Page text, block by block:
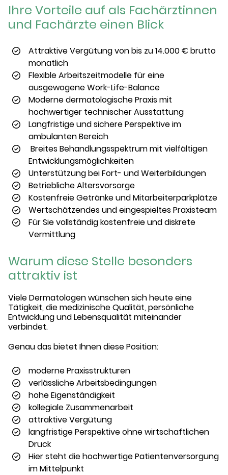
Ihre Vorteile auf als Fachärztinnen
und Fachärzte einen Blick
Attraktive Vergütung von bis zu 14.000 € brutto
monatlich
Flexible Arbeitszeitmodelle für eine
ausgewogene Work-Life-Balance
Moderne dermatologische Praxis mit
hochwertiger technischer Ausstattung
Langfristige und sichere Perspektive im
ambulanten Bereich
Breites Behandlungsspektrum mit vielfältigen
Entwicklungsmöglichkeiten
Unterstützung bei Fort- und Weiterbildungen
Betriebliche Altersvorsorge
Kostenfreie Getränke und Mitarbeiterparkplätze
Wertschätzendes und eingespieltes Praxisteam
Für Sie vollständig kostenfreie und diskrete
Vermittlung
Warum diese Stelle besonders
attraktiv ist
Viele Dermatologen wünschen sich heute eine
Tätigkeit, die medizinische Qualität, persönliche
Entwicklung und Lebensqualität miteinander
verbindet.
Genau das bietet Ihnen diese Position:
moderne Praxisstrukturen
verlässliche Arbeitsbedingungen
hohe Eigenständigkeit
kollegiale Zusammenarbeit
attraktive Vergütung
langfristige Perspektive ohne wirtschaftlichen
Druck
Hier steht die hochwertige Patientenversorgung
im Mittelpunkt